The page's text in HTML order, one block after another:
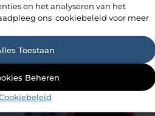
en het analyseren van het
ons cookiebeleid voor meer
Toestaan
Beheren